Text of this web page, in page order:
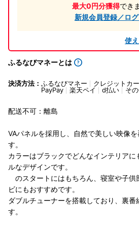
最大0円分獲得でき
新規会員登録／ロ
使
ふるなびマネーとは
決済方法： ふるなびマネー クレジットカ
PayPay
楽天ペイ d払い そ
配送不可：離島
VAパネルを採用し、自然で美しい映像
す。
カラーはブラックでどんなインテリア
ルなデザインです。
のスタートにはもちろん、寝室や子供
ビにもおすすめです。
ダブルチューナーを搭載しており、裏
す。